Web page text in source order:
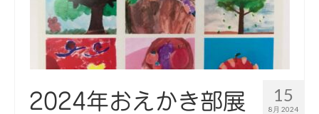
15
8月 2024
2024年おえかき部展